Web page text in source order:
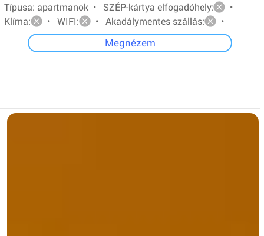
Típusa: apartmanok • SZÉP-kártya elfogadóhely:
•
Klíma:
• WIFI: • Akadálymentes szállás: •
Megnézem